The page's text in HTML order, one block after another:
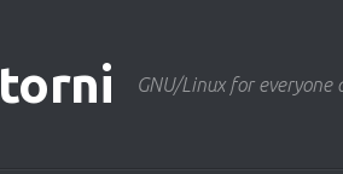
GNU/Linux for everyone